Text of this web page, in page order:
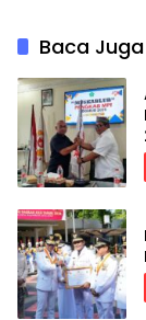
Baca Juga